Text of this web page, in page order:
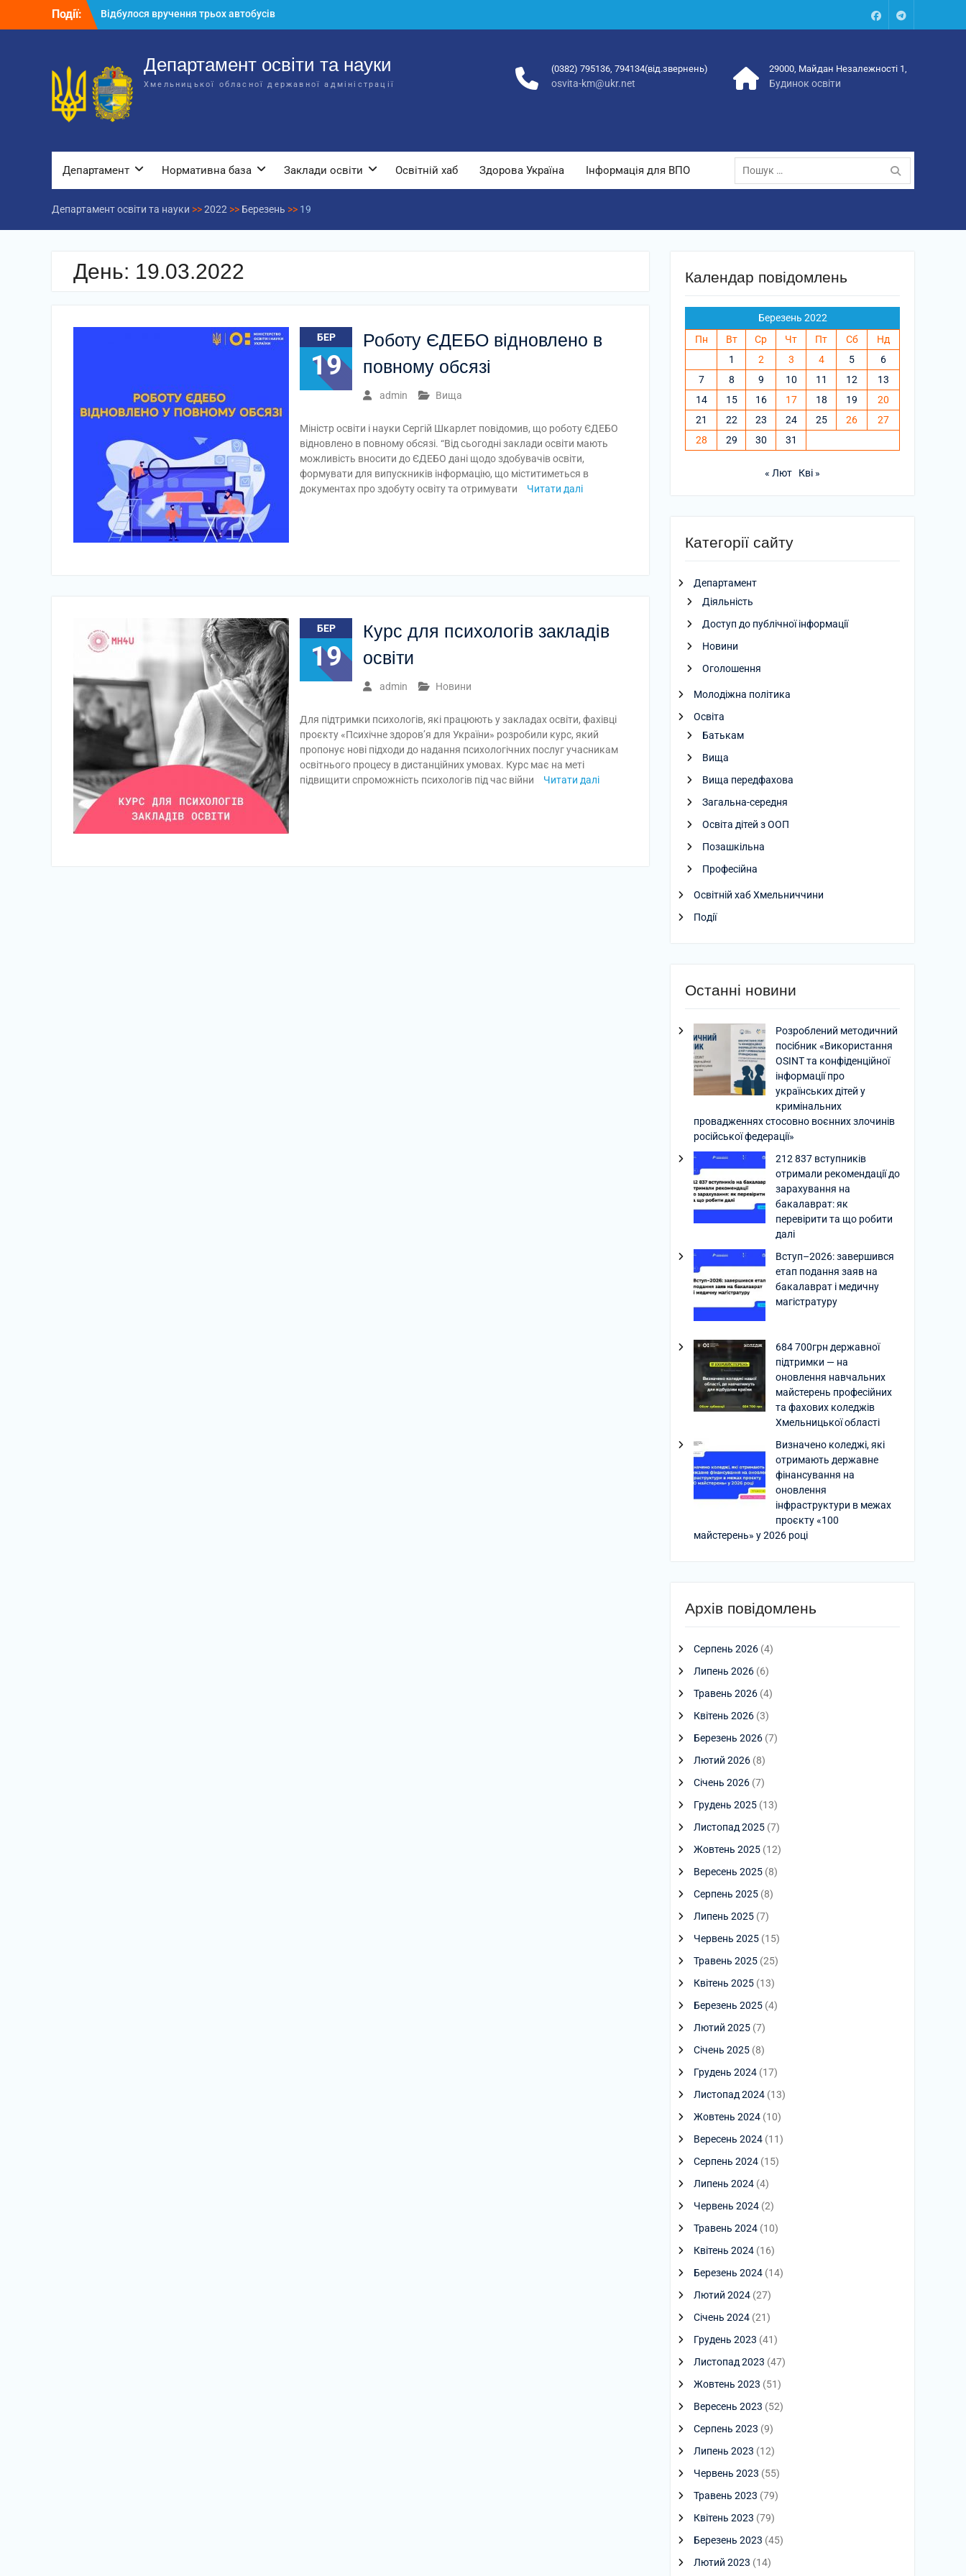
Події:
Відбулося вручення трьох автобусів
для потреб закладів освіти
Департаменту освіти та науки обласної
державної адміністрації
Відбулась обласна нарада для
відповідальних за національно-
патріотичне виховання
FacebookTalegram
Департамент освіти та науки
Хмельницької обласної державної адміністрації
(0382) 795136, 794134(від.звернень)
osvita-km@ukr.net
29000, Майдан Незалежності 1,
Будинок освіти
Департамент Нормативна база Заклади освіти Освітній хаб Здорова Україна Інформація для ВПО
Пошук:
Департамент освіти та науки >>2022 >> Березень >> 19
День: 19.03.2022
БЕР
19
Роботу ЄДЕБО відновлено в
повному обсязі
admin Вища
Міністр освіти і науки Сергій Шкарлет повідомив, що роботу ЄДЕБО
відновлено в повному обсязі. “Від сьогодні заклади освіти мають
можливість вносити до ЄДЕБО дані щодо здобувачів освіти,
формувати для випускників інформацію, що міститиметься в
документах про здобуту освіту та отримувати
Читати далі
БЕР
19
Курс для психологів закладів
освіти
admin Новини
Для підтримки психологів, які працюють у закладах освіти, фахівці
проєкту «Психічне здоров’я для України» розробили курс, який
пропонує нові підходи до надання психологічних послуг учасникам
освітнього процесу в дистанційних умовах. Курс має на меті
підвищити спроможність психологів під час війни
Читати далі
Календар повідомлень
Березень 2022
Пн
Вт Ср Чт Пт Сб
Нд
1
2 3 4 5
6
7
8 9 10 11 12
13
14
15 16 17 18 19
20
21
22 23 24 25 26
27
28
29 30 31
« Лют Кві »
Категорії сайту
Департамент
Діяльність
Доступ до публічної інформації
Новини
Оголошення
Молодіжна політика
Освіта
Батькам
Вища
Вища передфахова
Загальна-середня
Освіта дітей з ООП
Позашкільна
Професійна
Освітній хаб Хмельниччини
Події
Останні новини
Розроблений методичний
посібник «Використання
OSINT та конфіденційної
інформації про
українських дітей у
кримінальних
провадженнях стосовно воєнних злочинів
російської федерації»
212 837 вступників
отримали рекомендації до
зарахування на
бакалаврат: як
перевірити та що робити
далі
Вступ–2026: завершився
етап подання заяв на
бакалаврат і медичну
магістратуру
684 700грн державної
підтримки — на
оновлення навчальних
майстерень професійних
та фахових коледжів
Хмельницької області
Визначено коледжі, які
отримають державне
фінансування на
оновлення
інфраструктури в межах
проєкту «100
майстерень» у 2026 році
Архів повідомлень
Серпень 2026 (4)
Липень 2026 (6)
Травень 2026 (4)
Квітень 2026 (3)
Березень 2026 (7)
Лютий 2026 (8)
Січень 2026 (7)
Грудень 2025 (13)
Листопад 2025 (7)
Жовтень 2025 (12)
Вересень 2025 (8)
Серпень 2025 (8)
Липень 2025 (7)
Червень 2025 (15)
Травень 2025 (25)
Квітень 2025 (13)
Березень 2025 (4)
Лютий 2025 (7)
Січень 2025 (8)
Грудень 2024 (17)
Листопад 2024 (13)
Жовтень 2024 (10)
Вересень 2024 (11)
Серпень 2024 (15)
Липень 2024 (4)
Червень 2024 (2)
Травень 2024 (10)
Квітень 2024 (16)
Березень 2024 (14)
Лютий 2024 (27)
Січень 2024 (21)
Грудень 2023 (41)
Листопад 2023 (47)
Жовтень 2023 (51)
Вересень 2023 (52)
Серпень 2023 (9)
Липень 2023 (12)
Червень 2023 (55)
Травень 2023 (79)
Квітень 2023 (79)
Березень 2023 (45)
Лютий 2023 (14)